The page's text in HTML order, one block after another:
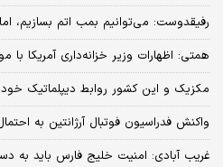
رفیقدوست: می‌توانیم بمب اتم بسازیم،
همتی: اظهارات وزیر خزانه‌داری آمریکا
مکزیک و این کشور روابط دیپلماتیک خود
واکنش فدراسیون فوتبال آرژانتین به
غریب آبادی: امنیت خلیج فارس باید به